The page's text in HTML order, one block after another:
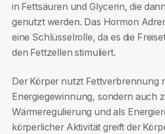
in Fettsäuren und Glycerin, die
genutzt werden. Das Hormon
eine Schlüsselrolle, da es die
den Fettzellen stimuliert.
Der Körper nutzt Fettverbrennung
Energiegewinnung, sondern auch
Wärmeregulierung und als
körperlicher Aktivität greift der